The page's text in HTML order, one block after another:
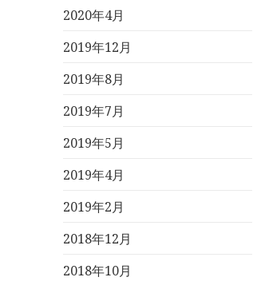
2020年4月
2019年12月
2019年8月
2019年7月
2019年5月
2019年4月
2019年2月
2018年12月
2018年10月